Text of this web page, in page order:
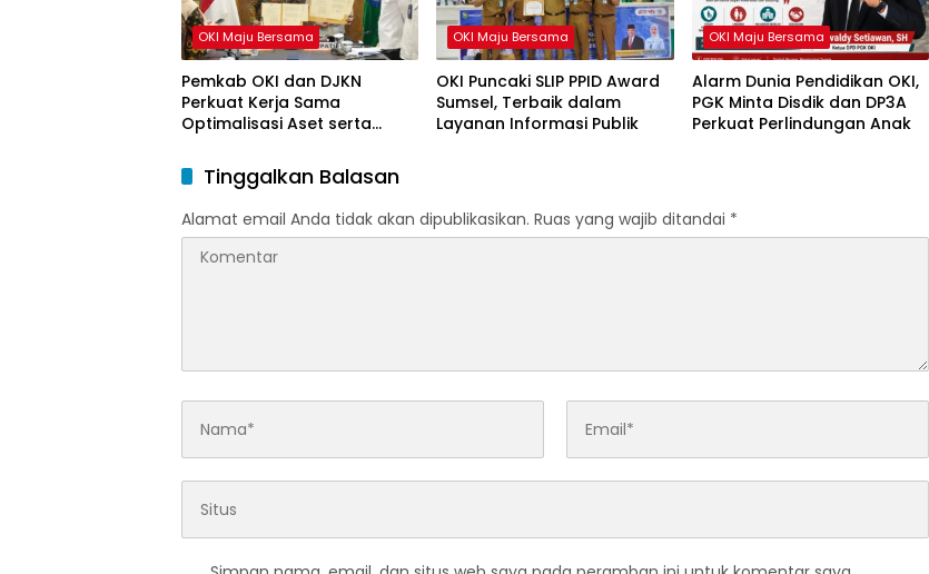
OKI Maju Bersama
Pemkab OKI dan DJKN
Perkuat Kerja Sama
Optimalisasi Aset serta
OKI Maju Bersama
OKI Puncaki SLIP PPID Award
Sumsel, Terbaik dalam
Layanan Informasi Publik
OKI Maju Bersama
Alarm Dunia Pendidikan OKI,
PGK Minta Disdik dan DP3A
Perkuat Perlindungan Anak
Tinggalkan Balasan
Alamat email Anda tidak akan dipublikasikan. Ruas yang wajib ditandai *